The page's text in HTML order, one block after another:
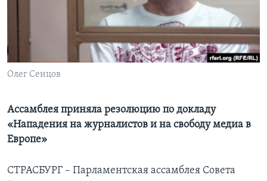
Языки
Олег Сенцов
Ассамблея приняла резолюцию по докладу
«Нападения на журналистов и на свободу медиа в
Европе»
СТРАСБУРГ – Парламентская ассамблея Совета